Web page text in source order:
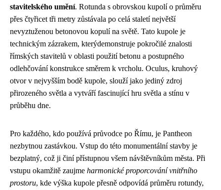
stavitelského umění. Rotunda s obrovskou kupolí o průměru
přes čtyřicet tři metry zůstávala po celá staletí největší
nevyztuženou betonovou kopulí na světě. Tato kupole je
technickým zázrakem, kterýdemonstruje pokročilé znalosti
římských stavitelů v oblasti použití betonu a postupného
odlehčování konstrukce směrem k vrcholu. Oculus, kruhový
otvor v nejvyšším bodě kupole, slouží jako jediný zdroj
přirozeného světla a vytváří fascinující hru světla a stínu v
průběhu dne.
Pro každého, kdo používá průvodce po Římu, je Pantheon
nezbytnou zastávkou. Vstup do této monumentální stavby je
bezplatný, což ji činí přístupnou všem návštěvníkům města. Při
vstupu okamžitě zaujme harmonické proporcování vnitřního
prostoru, kde výška kupole přesně odpovídá průměru rotundy,